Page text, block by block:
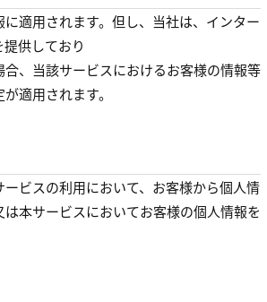
適用されます。但し、当社は、インター
供しており
、当該サービスにおけるお客様の情報等
適用されます。
ビスの利用において、お客様から個人情
本サービスにおいてお客様の個人情報を